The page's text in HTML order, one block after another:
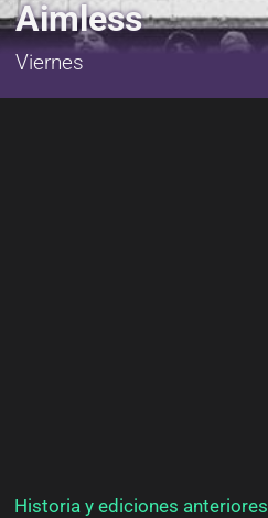
Aimless
Viernes
Historia y ediciones anteriores